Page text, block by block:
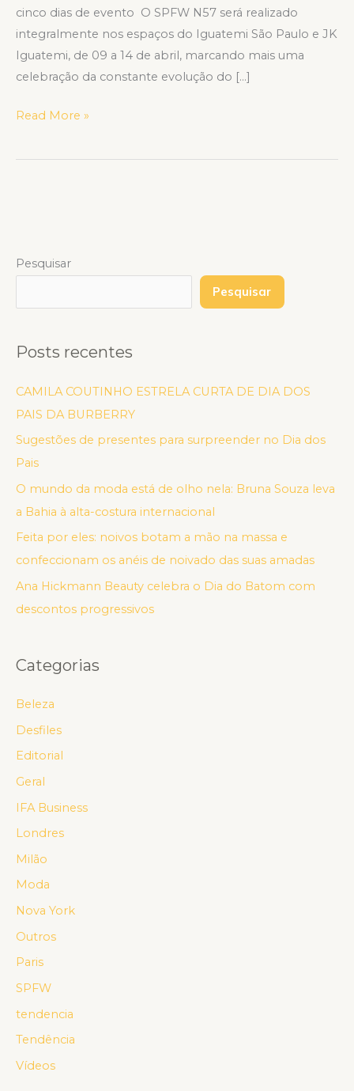
cinco dias de evento O SPFW N57 será realizado
integralmente nos espaços do Iguatemi São Paulo e JK
Iguatemi, de 09 a 14 de abril, marcando mais uma
celebração da constante evolução do […]
Read More »
Pesquisar
Pesquisar
Posts recentes
CAMILA COUTINHO ESTRELA CURTA DE DIA DOS
PAIS DA BURBERRY
Sugestões de presentes para surpreender no Dia dos
Pais
O mundo da moda está de olho nela: Bruna Souza leva
a Bahia à alta-costura internacional
Feita por eles: noivos botam a mão na massa e
confeccionam os anéis de noivado das suas amadas
Ana Hickmann Beauty celebra o Dia do Batom com
descontos progressivos
Categorias
Beleza
Desfiles
Editorial
Geral
IFA Business
Londres
Milão
Moda
Nova York
Outros
Paris
SPFW
tendencia
Tendência
Vídeos